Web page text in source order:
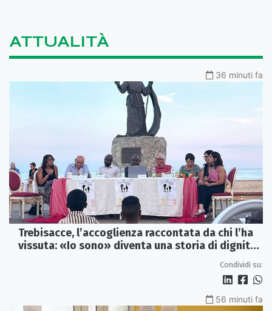
ATTUALITÀ
36 minuti fa
Trebisacce, l’accoglienza raccontata da chi l’ha
vissuta: «Io sono» diventa una storia di dignità
Condividi su:
56 minuti fa